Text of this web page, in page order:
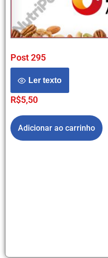
Post 295
Ler texto
R$5,50
Adicionar ao carrinho